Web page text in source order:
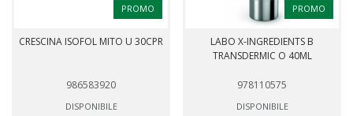
PROMO
CRESCINA ISOFOL MITO U 30CPR
986583920
DISPONIBILE
PROMO
LABO X-INGREDIENTS B
TRANSDERMIC O 40ML
978110575
DISPONIBILE